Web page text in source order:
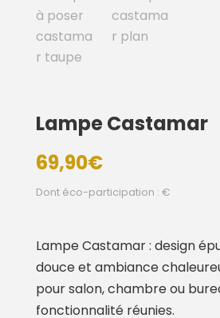
Lampe Castamar
69,90€
Dont éco-participation : €
Lampe Castamar : design
douce et ambiance
pour salon, chambre ou
fonctionnalité réunies.